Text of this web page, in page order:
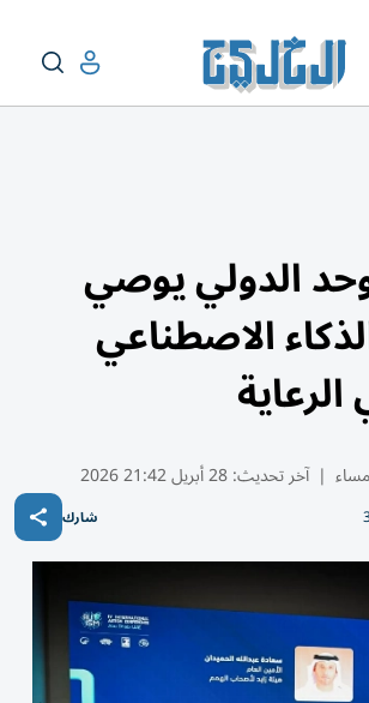
الدولي يوصي
الاصطناعي
| آخر تحديث:28 أبريل 21:42 2026
شارك